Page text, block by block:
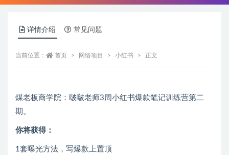
详情介绍 常见问题
当前位置： 首页 网络项目 小红书 正文
煤老板商学院：啵啵老师3周小红书爆款笔记训练营第二
期。
你将获得：
1套曝光方法，写爆款上置顶